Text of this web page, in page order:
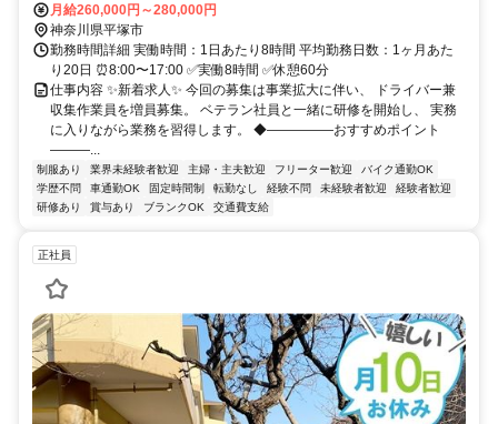
月給260,000円～280,000円
神奈川県平塚市
勤務時間詳細 実働時間：1日あたり8時間 平均勤務日数：1ヶ月あた
り20日 ⏰8:00〜17:00 ✅実働8時間 ✅休憩60分
仕事内容 ✨新着求人✨ 今回の募集は事業拡大に伴い、 ドライバー兼
収集作業員を増員募集。 ベテラン社員と一緒に研修を開始し、 実務
に入りながら業務を習得します。 ◆―――――おすすめポイント
―――...
制服あり 業界未経験者歓迎 主婦・主夫歓迎 フリーター歓迎
バイク通勤OK
学歴不問
車通勤OK 固定時間制 転勤なし 経験不問 未経験者歓迎
経験者歓迎
研修あり
賞与あり ブランクOK 交通費支給
正社員